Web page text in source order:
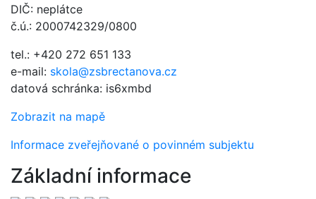
DIČ: neplátce
č.ú.: 2000742329/0800
tel.: +420 272 651 133
e-mail: skola@zsbrectanova.cz
datová schránka: is6xmbd
Zobrazit na mapě
Informace zveřejňované o povinném subjektu
Základní informace